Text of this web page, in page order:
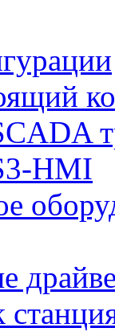
HMI